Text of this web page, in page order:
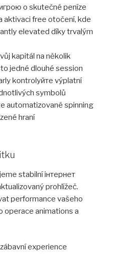
o skutečné peníze
aktivaci free otočení, kde
elevated díky trvalým
kapitál na několik
jedné dlouhé session
kontrolуйте výplatní
symbolů
automatizované spinning
hraní
stabilní інтернет
prohlížeč.
performance vašeho
operace animations a
experience